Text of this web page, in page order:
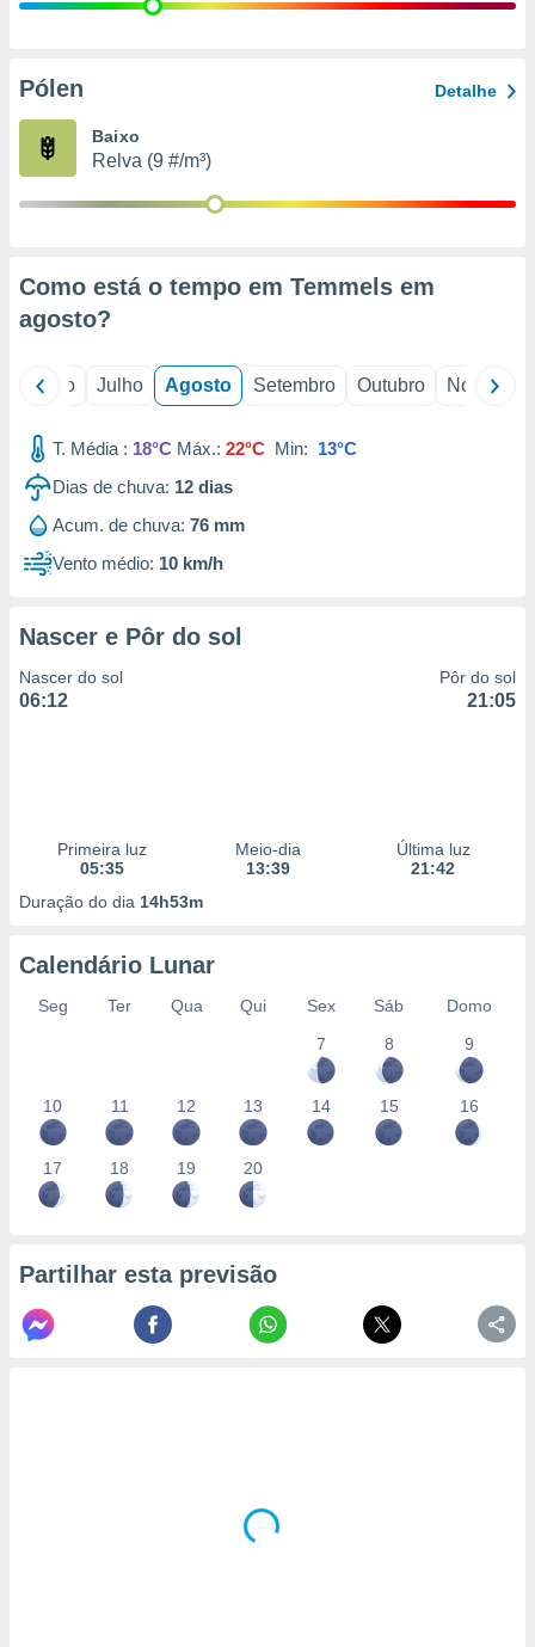
e
de
Pólen Detalhe
Baixo
Relva (9 #/m³)
Como está o tempo em Temmels em
agosto?
Junho Julho Agosto Setembro Outubro Novembro
T. Média : 18°C Máx.: 22°C Min: 13°C
Dias de chuva: 12 dias
Acum. de chuva: 76 mm
Vento médio: 10 km/h
Nascer e Pôr do sol
Nascer do sol
06:12
Pôr do sol
21:05
Primeira luz
05:35
Meio-dia
13:39
Última luz
21:42
Duração do dia 14h53m
Calendário Lunar
Seg Ter Qua Qui Sex Sáb
Domo
7
8 9
10 11 12 13 14 15 16
17 18 19 20
Partilhar esta previsão